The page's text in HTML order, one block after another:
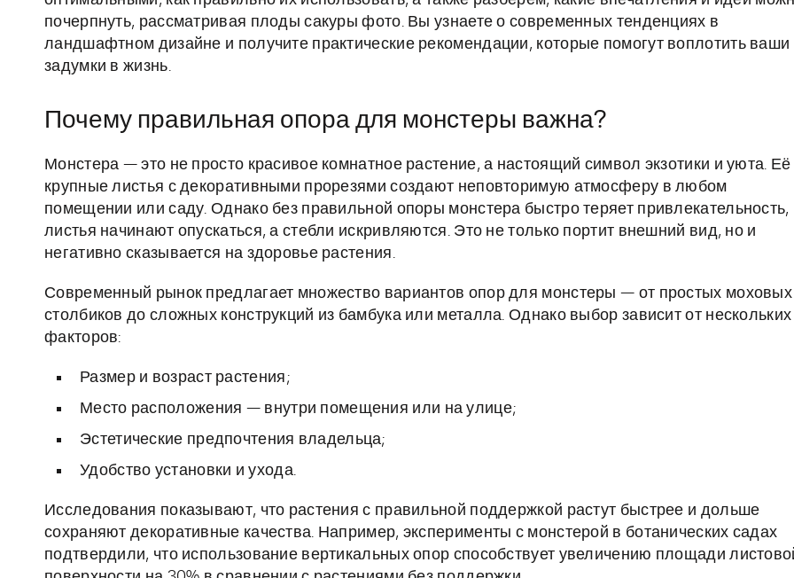
почерпнуть, рассматривая плоды сакуры фото. Вы узнаете о современных тенденциях в
ландшафтном дизайне и получите практические рекомендации, которые помогут воплотить ваши
задумки в жизнь.
Почему правильная опора для монстеры важна?
Монстера — это не просто красивое комнатное растение, а настоящий символ экзотики и уюта. Её
крупные листья с декоративными прорезями создают неповторимую атмосферу в любом
помещении или саду. Однако без правильной опоры монстера быстро теряет привлекательность,
листья начинают опускаться, а стебли искривляются. Это не только портит внешний вид, но и
негативно сказывается на здоровье растения.
Современный рынок предлагает множество вариантов опор для монстеры — от простых моховых
столбиков до сложных конструкций из бамбука или металла. Однако выбор зависит от нескольких
факторов:
Размер и возраст растения;
Место расположения — внутри помещения или на улице;
Эстетические предпочтения владельца;
Удобство установки и ухода.
Исследования показывают, что растения с правильной поддержкой растут быстрее и дольше
сохраняют декоративные качества. Например, эксперименты с монстерой в ботанических садах
подтвердили, что использование вертикальных опор способствует увеличению площади